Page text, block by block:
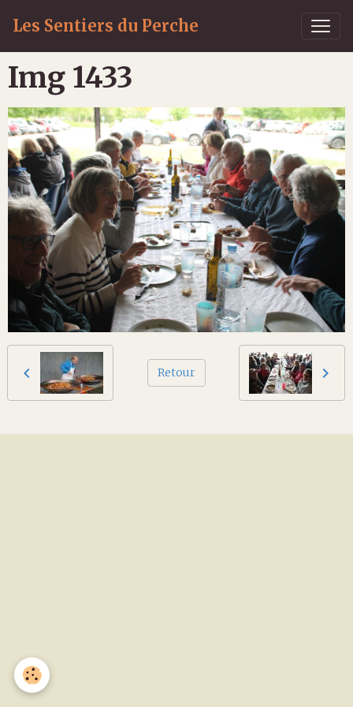
Les Sentiers du Perche
Img 1433
Retour